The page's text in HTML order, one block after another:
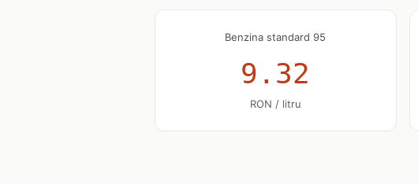
Benzina standard 95
9.32
RON / litru